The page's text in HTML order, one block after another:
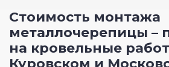
Стоимость монтажа
металлочерепицы –
на кровельные
Куровском и